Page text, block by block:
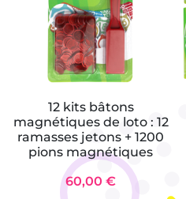
12 kits bâtons
magnétiques de loto : 12
ramasses jetons + 1200
pions magnétiques
60,00 €